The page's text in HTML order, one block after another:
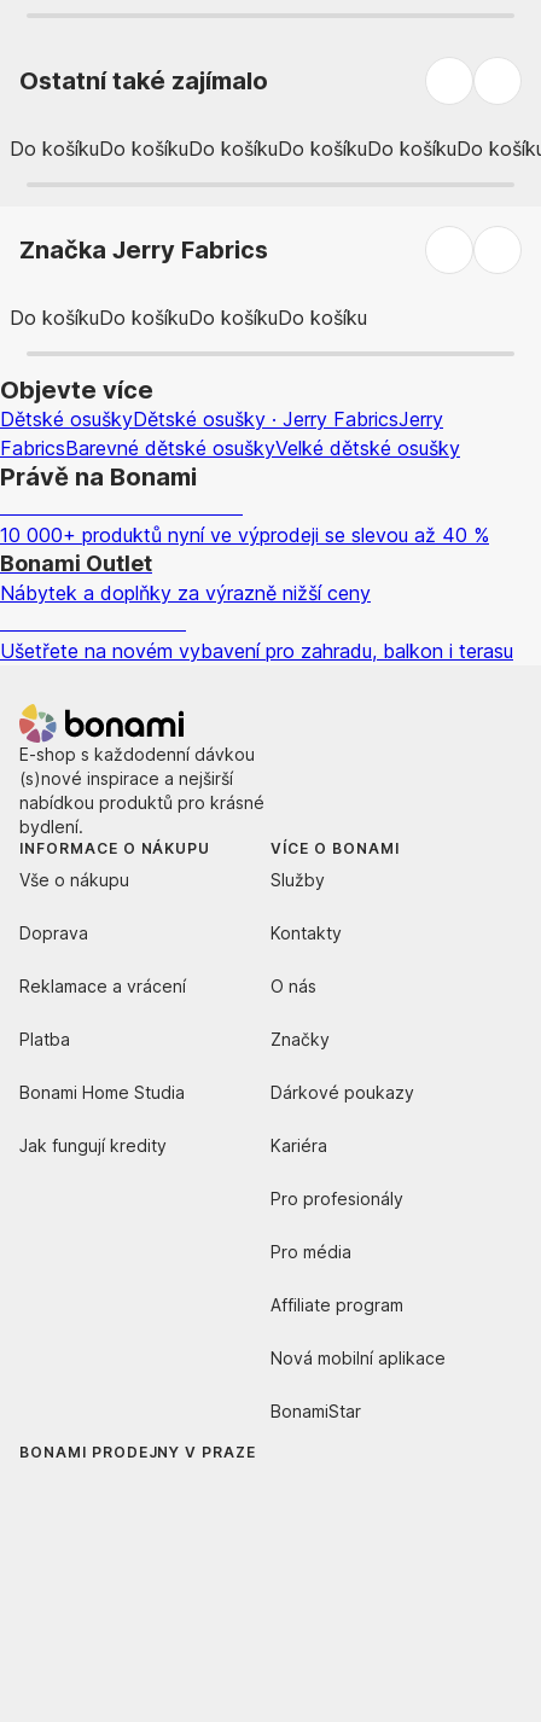
Ostatní také zajímalo
Do košíkuDo košíkuDo košíkuDo košíkuDo košíkuDo
Značka Jerry Fabrics
Do košíkuDo košíkuDo košíkuDo košíku
Objevte více
Dětské osuškyDětské osušky · Jerry FabricsJerry
FabricsBarevné dětské osuškyVelké dětské osušky
Právě na Bonami
10 000+ produktů nyní ve výprodeji se slevou až 40 %
Bonami Outlet
Nábytek a doplňky za výrazně nižší ceny
Ušetřete na novém vybavení pro zahradu, balkon i terasu
E-shop s každodenní dávkou
(s)nové inspirace a nejširší
nabídkou produktů pro krásné
bydlení.
INFORMACE O NÁKUPU
Vše o nákupu
Doprava
Reklamace a vrácení
Platba
Bonami Home Studia
Jak fungují kredity
VÍCE O BONAMI
Služby
Kontakty
O nás
Značky
Dárkové poukazy
Kariéra
Pro profesionály
Pro média
Affiliate program
Nová mobilní aplikace
BonamiStar
BONAMI PRODEJNY V PRAZE